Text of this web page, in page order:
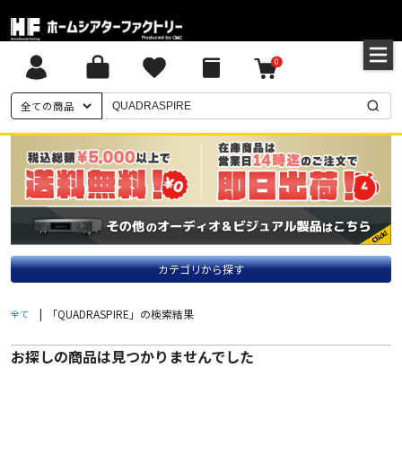
全ての商品
0
カテゴリから探す
全て | 「QUADRASPIRE」の検索結果
お探しの商品は見つかりませんでした